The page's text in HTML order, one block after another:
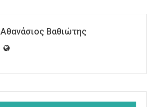
Αθανάσιος Βαθιώτης